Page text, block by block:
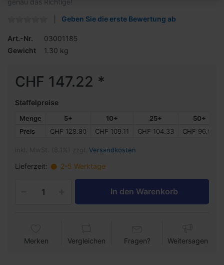
genau das Richtige!
Geben Sie die erste Bewertung ab
Art.-Nr.
03001185
Gewicht
1.30 kg
CHF 147.22 *
Staffelpreise
Menge 5+ 10+ 25+
50+
Preis
CHF 128.80 CHF 109.11 CHF 104.33 CHF 96.95
Versandkosten
Lieferzeit: 2-5 Werktage
In den Warenkorb
Merken Vergleichen Fragen? Weitersagen